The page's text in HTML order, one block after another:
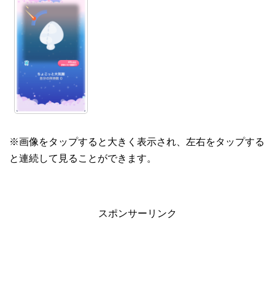
※画像をタップすると大きく表示され、左右をタップする
と連続して見ることができます。
スポンサーリンク